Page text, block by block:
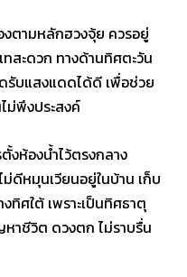
ตามหลักฮวงจุ้ย ควรอยู่
สะดวก ทางด้านทิศตะวัน
รับแสงแดดได้ดี เพื่อช่วย
ม่พึงประสงค์
งห้องน้ำไว้ตรงกลาง
ม่ดีหมุนเวียนอยู่ในบ้าน เก็บ
ทิศใต้ เพราะเป็นทิศธาตุ
าชีวิต ดวงตก ไม่ราบรื่น